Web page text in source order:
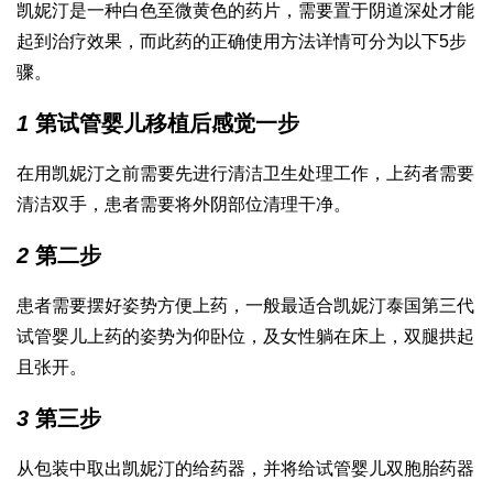
凯妮汀是一种白色至微黄色的药片，需要置于阴道深处才能
起到治疗效果，而此药的正确使用方法详情可分为以下5步
骤。
1 第试管婴儿移植后感觉一步
在用凯妮汀之前需要先进行清洁卫生处理工作，上药者需要
清洁双手，患者需要将外阴部位清理干净。
2 第二步
患者需要摆好姿势方便上药，一般最适合凯妮汀泰国第三代
试管婴儿 上药的姿势为仰卧位，及女性躺在床上，双腿拱起
且张开。
3 第三步
从包装中取出凯妮汀的给药器，并将给试管婴儿双胞胎药器